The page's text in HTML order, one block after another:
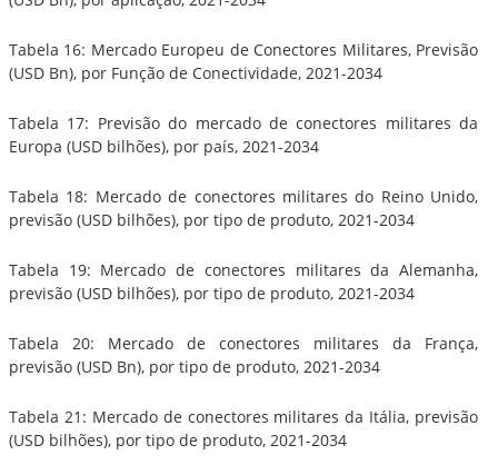
Tabela 16: Mercado Europeu de Conectores Militares, Previsão
(USD Bn), por Função de Conectividade, 2021-2034
Tabela 17: Previsão do mercado de conectores militares da
Europa (USD bilhões), por país, 2021-2034
Tabela 18: Mercado de conectores militares do Reino Unido,
previsão (USD bilhões), por tipo de produto, 2021-2034
Tabela 19: Mercado de conectores militares da Alemanha,
previsão (USD bilhões), por tipo de produto, 2021-2034
Tabela 20: Mercado de conectores militares da França,
previsão (USD Bn), por tipo de produto, 2021-2034
Tabela 21: Mercado de conectores militares da Itália, previsão
(USD bilhões), por tipo de produto, 2021-2034